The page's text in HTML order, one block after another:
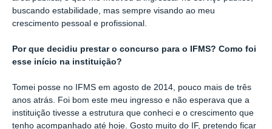
buscando estabilidade, mas sempre visando ao meu
crescimento pessoal e profissional.
Por que decidiu prestar o concurso para o IFMS? Como foi
esse início na instituição?
Tomei posse no IFMS em agosto de 2014, pouco mais de três
anos atrás. Foi bom este meu ingresso e não esperava que a
instituição tivesse a estrutura que conheci e o crescimento que
tenho acompanhado até hoje. Gosto muito do IF, pretendo ficar